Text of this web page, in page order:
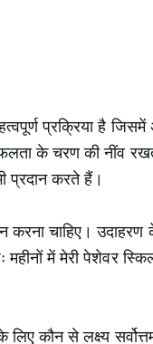
प्रक्रिया है
के चरण की नींव
प्रदान करते हैं।
करना चाहिए।
महीनों में मेरी पेशेवर
लिए कौन से लक्ष्य